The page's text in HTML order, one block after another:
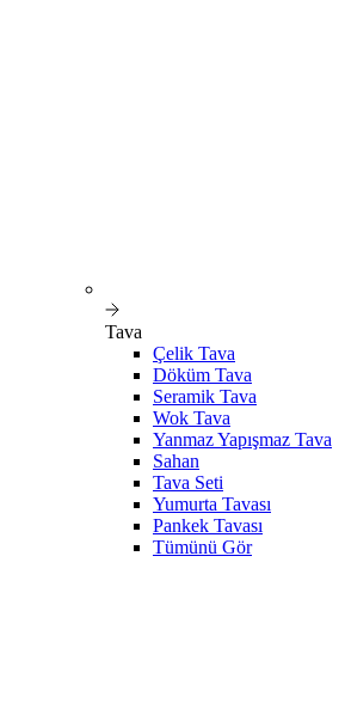
Tava
Çelik Tava
Döküm Tava
Seramik Tava
Wok Tava
Yanmaz Yapışmaz Tava
Sahan
Tava Seti
Yumurta Tavası
Pankek Tavası
Tümünü Gör